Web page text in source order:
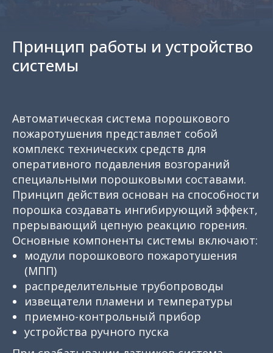
Принцип работы и устройство
системы
Автоматическая система порошкового
пожаротушения представляет собой
комплекс технических средств для
оперативного подавления возгораний
специальными порошковыми составами.
Принцип действия основан на способности
порошка создавать ингибирующий эффект,
прерывающий цепную реакцию горения.
Основные компоненты системы включают:
модули порошкового пожаротушения
(МПП)
распределительные трубопроводы
извещатели пламени и температуры
приемно-контрольный прибор
устройства ручного пуска